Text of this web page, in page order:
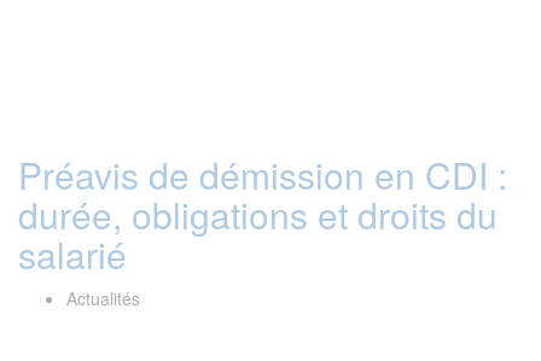
Préavis de démission en CDI :
durée, obligations et droits du
salarié
Actualités